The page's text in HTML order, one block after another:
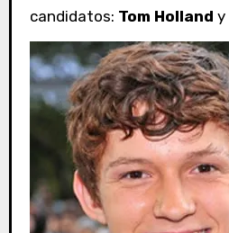
candidatos: Tom Holland y